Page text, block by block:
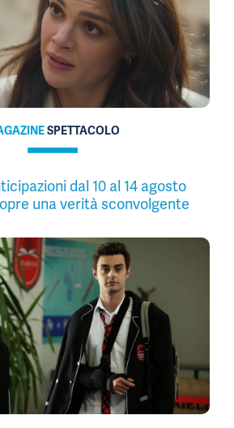
SPETTACOLO
dal 10 al 14 agosto
una verità sconvolgente